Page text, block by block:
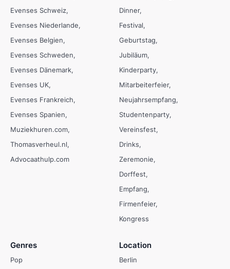
Evenses Schweiz
Evenses Niederlande
Evenses Belgien
Evenses Schweden
Evenses Dänemark
Evenses UK
Evenses Frankreich
Evenses Spanien
Muziekhuren.com
Thomasverheul.nl
Advocaathulp.com
Dinner
Festival
Geburtstag
Jubiläum
Kinderparty
Mitarbeiterfeier
Neujahrsempfang
Studentenparty
Vereinsfest
Drinks
Zeremonie
Dorffest
Empfang
Firmenfeier
Kongress
Genres
Pop
Location
Berlin